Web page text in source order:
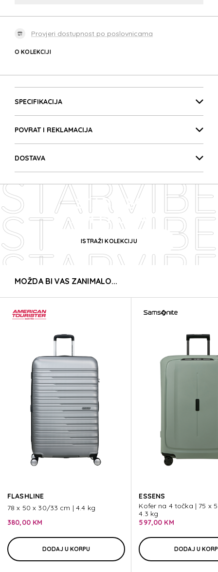
Provjeri dostupnost po poslovnicama
O KOLEKCIJI
SPECIFIKACIJA
POVRAT I REKLAMACIJA
DOSTAVA
STARVIBE
STARVIBE
STARVIBE
STARVIBE
STARVIBE
STARVIBE
STARVIBE
STARVIBE
STARVIBE
STARVIBE
STARVIBE
STARVIBE
STARVIBE
STARVIBE
KOLEKCIJA
ISTRAŽI KOLEKCIJU
MOŽDA BI VAS ZANIMALO...
FLASHLINE
78 x 50 x 30/33 cm | 4.4 kg
380,00 KM
DODAJ U KORPU
ESSENS
Kofer na 4 točka | 75 x
4.3 kg
597,00 KM
DODAJ U